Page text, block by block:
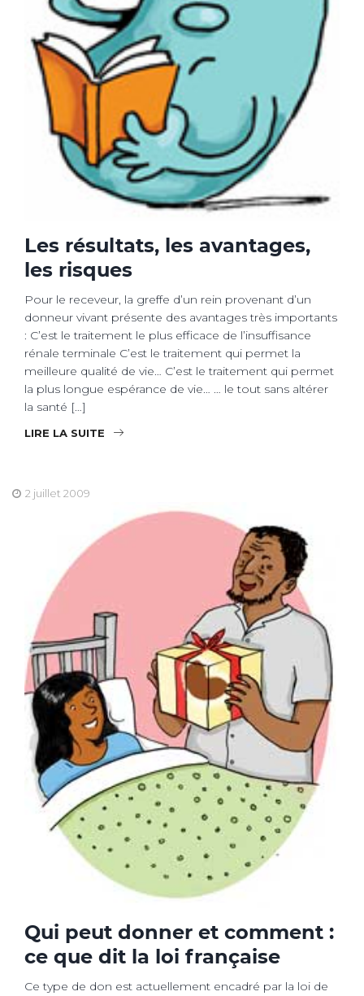
Les résultats, les avantages,
les risques
Pour le receveur, la greffe d’un rein provenant d’un
donneur vivant présente des avantages très importants
: C’est le traitement le plus efficace de l’insuffisance
rénale terminale C’est le traitement qui permet la
meilleure qualité de vie… C’est le traitement qui permet
la plus longue espérance de vie… … le tout sans altérer
la santé […]
LIRE LA SUITE
2 juillet 2009
Qui peut donner et comment :
ce que dit la loi française
Ce type de don est actuellement encadré par la loi de